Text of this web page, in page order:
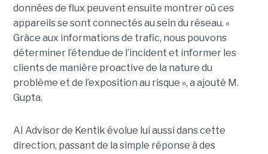
données de flux peuvent ensuite montrer où ces
appareils se sont connectés au sein du réseau. «
Grâce aux informations de trafic, nous pouvons
déterminer l’étendue de l’incident et informer les
clients de manière proactive de la nature du
problème et de l’exposition au risque », a ajouté M.
Gupta.
AI Advisor de Kentik évolue lui aussi dans cette
direction, passant de la simple réponse à des